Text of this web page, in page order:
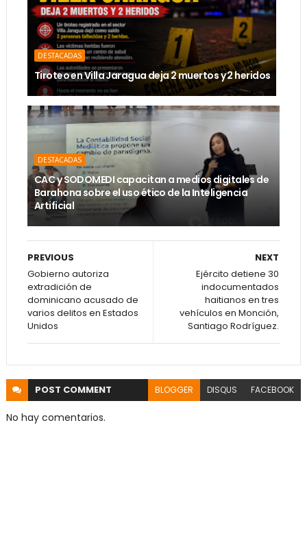
DESTACADAS
Tiroteo en Villa Jaragua deja 2 muertos y 2 heridos
DESTACADAS
CAC y SODOMEDI capacitan a medios digitales de
Barahona sobre el uso ético de la Inteligencia
Artificial
NEXT
Ejército detiene 30
indocumentados
haitianos en tres
vehículos en Monción,
Santiago Rodríguez.
PREVIOUS
Gobierno autoriza
extradición de
dominicano acusado de
varios delitos en Estados
Unidos
POST COMMENT BLOGGER DISQUS FACEBOOK
No hay comentarios.